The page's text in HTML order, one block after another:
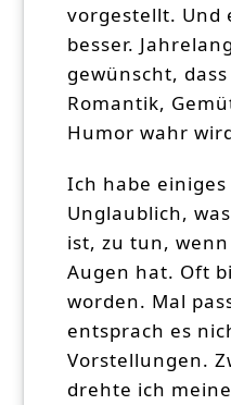
vorgestellt. Und
besser.
gewünscht,
Romantik,
Humor wahr
Ich habe
Unglaublich,
ist, zu tun,
Augen hat. Oft
worden. Mal
entsprach es
Vorstellungen.
drehte ich